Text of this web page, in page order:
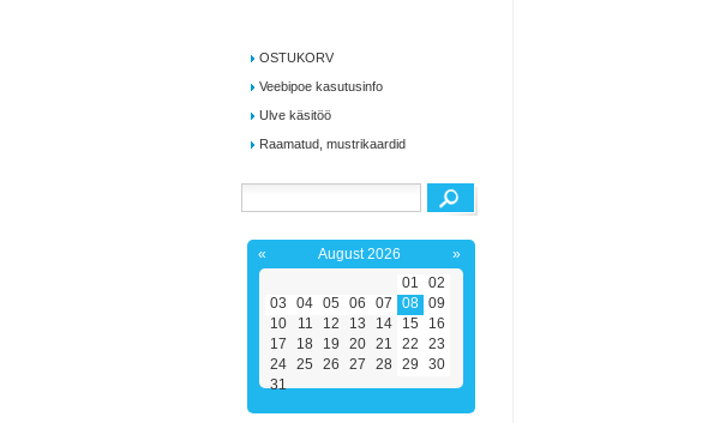
OSTUKORV
Veebipoe kasutusinfo
Ulve käsitöö
Raamatud, mustrikaardid
« August 2026
»
01
02
03
04 05 06 07 08 09
10
11 12 13 14 15
16
17
18 19 20 21 22
23
24 25 26 27 28 29
30
31